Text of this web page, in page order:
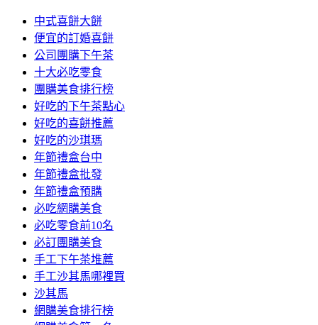
中式喜餅大餅
便宜的訂婚喜餅
公司團購下午茶
十大必吃零食
團購美食排行榜
好吃的下午茶點心
好吃的喜餅推薦
好吃的沙琪瑪
年節禮盒台中
年節禮盒批發
年節禮盒預購
必吃網購美食
必吃零食前10名
必訂團購美食
手工下午茶堆薦
手工沙其馬哪裡買
沙其馬
網購美食排行榜